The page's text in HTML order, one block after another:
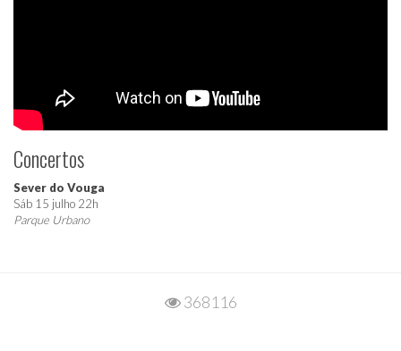
Concertos
Sever do Vouga
Sáb 15 julho 22h
Parque Urbano
368116